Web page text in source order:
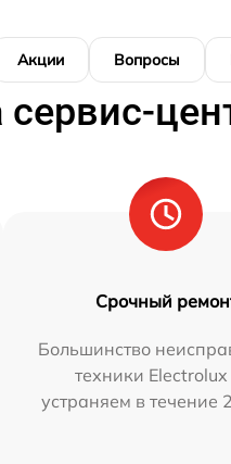
Акции Вопросы
Срочный
Большинство
техники
устраняем в течение